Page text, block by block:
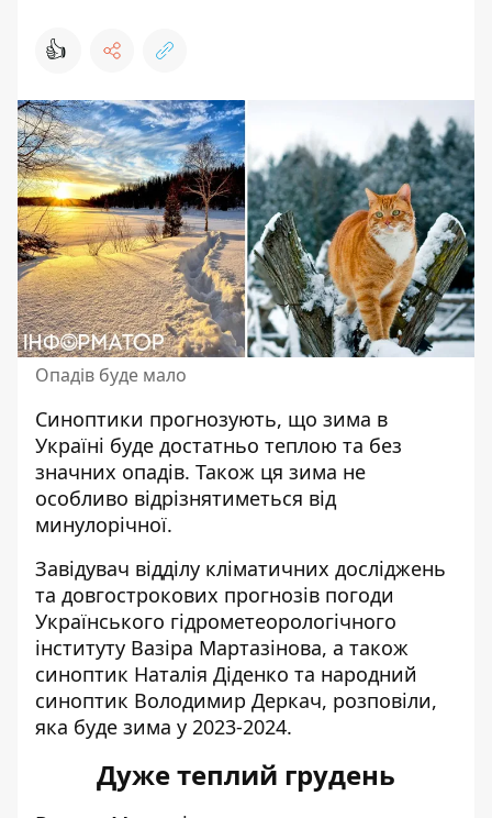
👍
Опадів буде мало
Синоптики прогнозують, що зима в
Україні буде достатньо теплою та без
значних опадів. Також ця зима не
особливо відрізнятиметься від
минулорічної.
Завідувач відділу кліматичних досліджень
та довгострокових прогнозів погоди
Українського гідрометеорологічного
інституту Вазіра Мартазінова, а також
синоптик Наталія Діденко та народний
синоптик Володимир Деркач, розповіли,
яка буде зима у 2023-2024.
Дуже теплий грудень